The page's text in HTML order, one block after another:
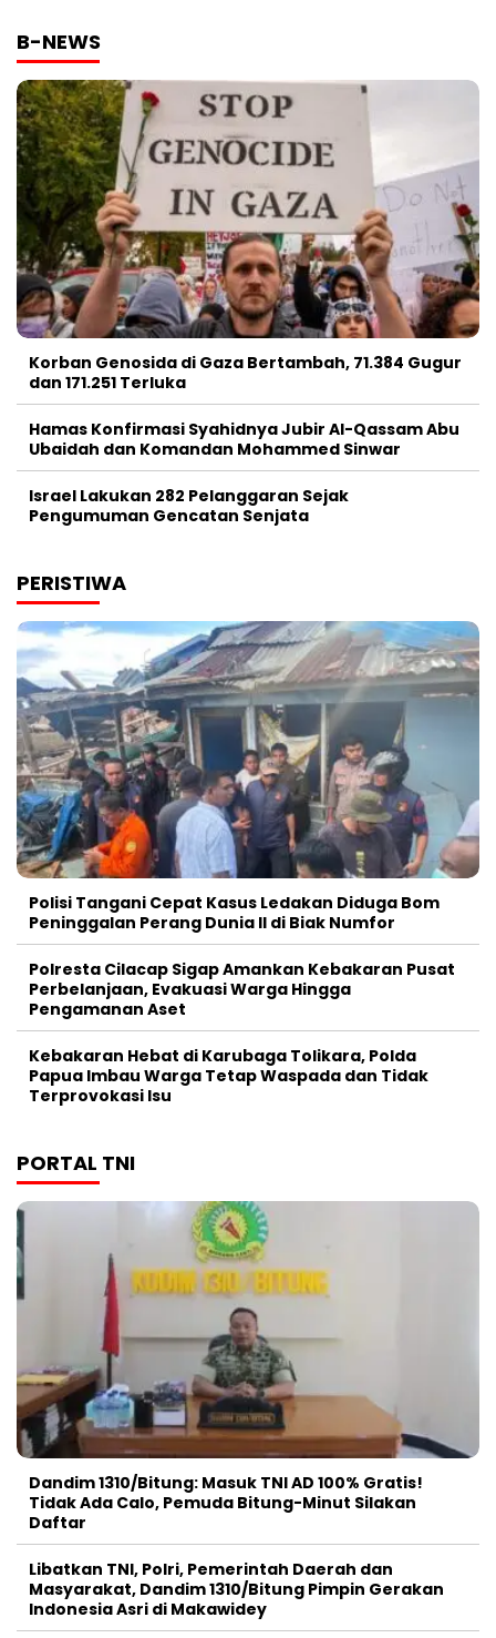
B-NEWS
Korban Genosida di Gaza Bertambah, 71.384 Gugur
dan 171.251 Terluka
Hamas Konfirmasi Syahidnya Jubir Al-Qassam Abu
Ubaidah dan Komandan Mohammed Sinwar
Israel Lakukan 282 Pelanggaran Sejak
Pengumuman Gencatan Senjata
PERISTIWA
Polisi Tangani Cepat Kasus Ledakan Diduga Bom
Peninggalan Perang Dunia II di Biak Numfor
Polresta Cilacap Sigap Amankan Kebakaran Pusat
Perbelanjaan, Evakuasi Warga Hingga
Pengamanan Aset
Kebakaran Hebat di Karubaga Tolikara, Polda
Papua Imbau Warga Tetap Waspada dan Tidak
Terprovokasi Isu
PORTAL TNI
Dandim 1310/Bitung: Masuk TNI AD 100% Gratis!
Tidak Ada Calo, Pemuda Bitung-Minut Silakan
Daftar
Libatkan TNI, Polri, Pemerintah Daerah dan
Masyarakat, Dandim 1310/Bitung Pimpin Gerakan
Indonesia Asri di Makawidey